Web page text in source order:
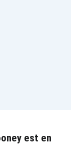
est en